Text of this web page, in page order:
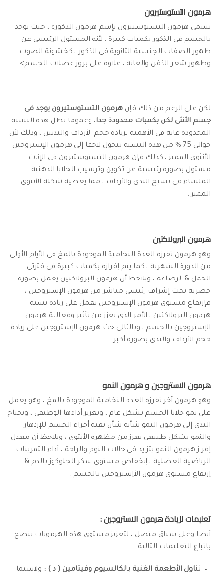
هرمون التستوستيرون
يسمى هرمون التستوستيرون يإسم هرمون الذكورة ، حيث يوجد
بالجسم فى الذكور بكميات كبيرة ، لأنه المسئول الرئيسى عن
ظهور الصفات الجنسية الثانوية فى الذكور ، كخشونة الصوت
وظهور شعر الذقن والعانة ، علاوة على بروز عضلات الجسم>
لكن على الرغم من ذلك فإن هرمون التستوستيرون يوجد فى
جسم الأنثى لكن بكميات محدودة جدا، وعموما تظل هذه النسبة
المحدودة غاية فى الأهمية لزيادة حجم الأرداف والثديين ، وذلك لأن
حوالى 75 % من هذه النسبة تتحول لاحقا إلى هرمون الإستروجين
الأنثوى المميز ، كذلك فإن هرمون التستوستيرون فى الإناث
مسئول بصورة رئيسية عن تكوين وترسيب الخلايا الدهنية
الملساء فى نسيج الثدى والأرداف ، مما يعطيه شكله الأنثوى
المميز .
هرمون البرولاكتين
وهو هرمون تفرزه الغدة النخامية الموجودة بالمخ فى الأيام الأولى
من الدورة الشهرية ، كما يتم إفرازه بكميات كبيرة فى فترتي
الحمل & الرضاعة ، ويلاحظ أن هرمون البرولاكتين يعمل بصورة
حصرية تحت إشراف رئيسى مباشر من هرمون الإستروجين ،
فإرتفاع مستوى هرمون الإستروجين يعمل على زيادة نسبة
هرمون البرولاكتين ، الأمر الذى يعزز من تأثير وفعالية هرمون
الإستروجين بالجسم ، وبالتالى حث هرمون الإستروجين على زيادة
حجم الأرداف والثدى بصورة أكبر
هرمون الاستروجين و هرمون النمو
وهو هرمون آخر تفرزه الغدة النخامية الموجودة بالمخ ، وهو يعمل
على نمو خلايا الجسم بشكل عام ، وتعزيز أداءها الوظيفى ، ويحتاج
الثدى إلى هرمون النمو شأنه شأن بقية أجزاء الجسم للإزدهار
والنمو بشكل طبيعى يعزز من مظهره الأنثوى ، ويلاحظ أن معدل
إفراز هرمون النمو يتزايد فى حالات النوم والراحة ، أداء التمرينات
الرياضية العضلية ، إنخفاض مستوى سكر الجلوكوز بالدم &
إرتفاع مستوى هرمون الأإستروجين بالجسم .
تعليمات لزيادة هرمون الاستروجين :
أيضا وعلى سياق متصل ، لتعزيز مستوى هذه الهرمونات ينصح
بإتباع التعليمات التالية ..
تناول الأطعمة الغنية بالكالسيوم وفيتامين ( د ) : ولاسيما